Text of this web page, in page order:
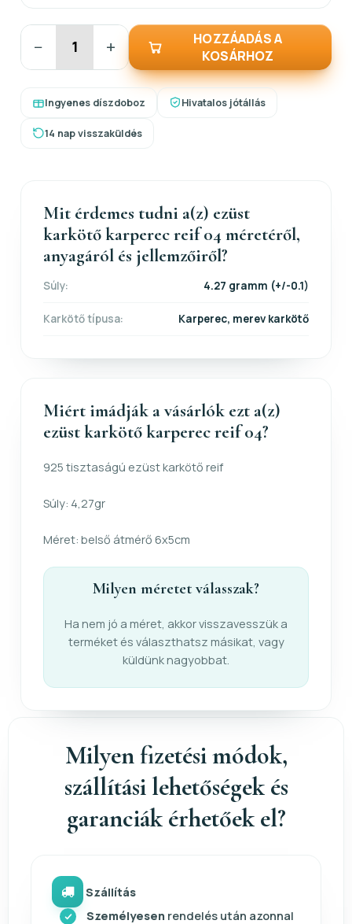
− +
HOZZÁADÁS A
KOSÁRHOZ
Ingyenes díszdoboz Hivatalos jótállás
14 nap visszaküldés
Mit érdemes tudni a(z) ezüst
karkötő karperec reif 04 méretéről,
anyagáról és jellemzőiről?
Súly: 4.27 gramm (+/-0.1)
Karkötő típusa: Karperec, merev karkötő
Miért imádják a vásárlók ezt a(z)
ezüst karkötő karperec reif 04?
925 tisztaságú ezüst karkötő reif
Súly: 4,27gr
Méret: belső átmérő 6x5cm
Milyen méretet válasszak?
Ha nem jó a méret, akkor visszavesszük a
terméket és választhatsz másikat, vagy
küldünk nagyobbat.
Milyen fizetési módok,
szállítási lehetőségek és
garanciák érhetőek el?
Szállítás
Személyesen rendelés után azonnal